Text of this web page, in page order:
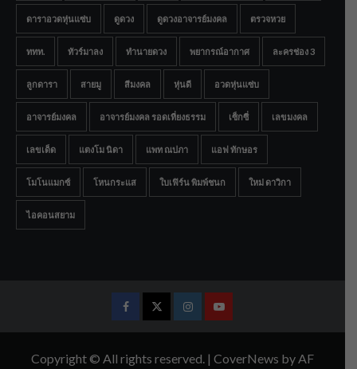
ดาราอวดหุ่นแซ่บ ดูดวง ดูดวงอาจารย์มงคล ตรวจหวย
ททท. ทัวร์มาลง ทำนายดวง พยากรณ์อากาศ ละครช่อง 3
ลูกดารา สายมู สีมงคล หุ่นดี อวดหุ่นแซ่บ
อาจารย์มงคล อาจารย์มงคล รอดเที่ยงธรรม เซ็กซี่ เลขมงคล
เลขเด็ด แตงโม นิดา แพท ณปภา แอฟ ทักษอร
โมโนแมกซ์ โหนกระแส ใบเฟิร์น พิมพ์ชนก ใหม่ ดาวิกา
ไอคอนสยาม
FacebookTwitterInstagramYoutube
Copyright © All rights reserved. | CoverNews by AF